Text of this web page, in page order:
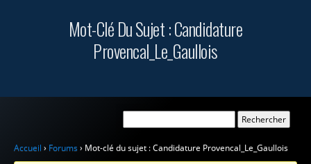
Mot-Clé Du Sujet : Candidature
Provencal_Le_Gaullois
Accueil › Forums › Mot-clé du sujet : Candidature Provencal_Le_Gaullois